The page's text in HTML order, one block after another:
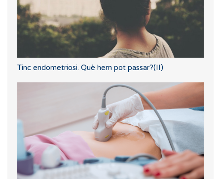
Tinc endometriosi. Què hem pot passar?(II)